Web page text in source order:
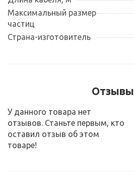
Максимальный размер
частиц
Страна-изготовитель
Отзывы
У данного товара нет
отзывов. Станьте первым, кто
оставил отзыв об этом
товаре!